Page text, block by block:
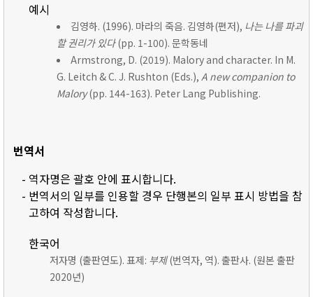
예시
김영하. (1996). 마라의 죽음. 김영하(편저), 나는 나를 파괴
할 권리가 있다(pp. 1-100). 문학동네
Armstrong, D. (2019). Malory and character. In M.
G. Leitch & C. J. Rushton (Eds.), A new companion to
Malory(pp. 144-163). Peter Lang Publishing.
번역서
- 역자명은 괄호 안에 표시합니다.
- 번역서의 일부를 인용할 경우 단행본의 일부 표시 방법을 참
고하여 작성합니다.
한국어
저자명 (출판연도). 표제: 부제(번역자, 역). 출판사. (원본 출판
2020년)